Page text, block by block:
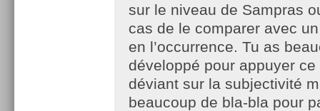
sur le niveau de Sampras
cas de le comparer avec
en l’occurrence. Tu as
développé pour appuyer ce
déviant sur la subjectivité
beaucoup de bla-bla pour